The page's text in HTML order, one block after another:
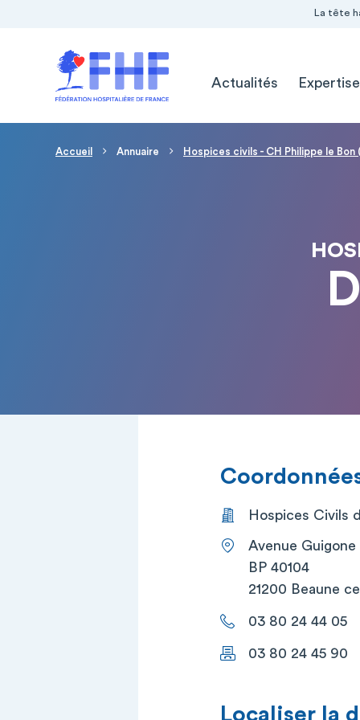
La tête
Actualités
Fil d'Ariane
Accueil Annuaire Hospices civils - CH Philippe le Bon
Hospices Civils
Avenue Guigone
BP 40104
21200 Beaune
03 80 24 44 05
03 80 24 45 90
Localiser la